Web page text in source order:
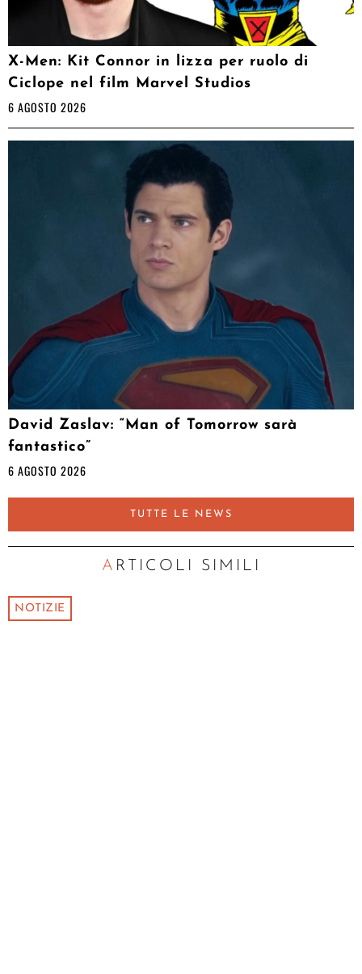
X-Men: Kit Connor in lizza per ruolo di
Ciclope nel film Marvel Studios
6 AGOSTO 2026
David Zaslav: “Man of Tomorrow sarà
fantastico”
6 AGOSTO 2026
TUTTE LE NEWS
ARTICOLI SIMILI
NOTIZIE